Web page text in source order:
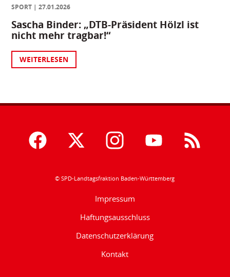
SPORT
27.01.2026
Sascha Binder: „DTB-Präsident Hölzl ist
nicht mehr tragbar!“
WEITERLESEN
© SPD-Landtagsfraktion Baden-Württemberg
Impressum
Haftungsausschluss
Datenschutzerklärung
Kontakt